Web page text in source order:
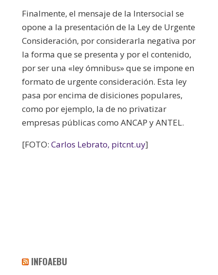
Finalmente, el mensaje de la Intersocial se
opone a la presentación de la Ley de Urgente
Consideración, por considerarla negativa por
la forma que se presenta y por el contenido,
por ser una «ley ómnibus» que se impone en
formato de urgente consideración. Esta ley
pasa por encima de disiciones populares,
como por ejemplo, la de no privatizar
empresas públicas como ANCAP y ANTEL.
[FOTO: Carlos Lebrato, pitcnt.uy]
INFOAEBU